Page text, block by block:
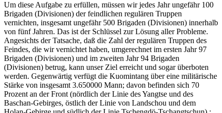
Um diese Aufgabe zu erfüllen, müssen wir jedes Jahr ungefähr 100
Brigaden (Divisionen) der feindlichen regulären Truppen
vernichten, insgesamt ungefähr 500 Brigaden (Divisionen) innerhalb
von fünf Jahren. Das ist der Schlüssel zur Lösung aller Probleme.
Angesichts der Tatsache, daß die Zahl der regulären Truppen des
Feindes, die wir vernichtet haben, umgerechnet im ersten Jahr 97
Brigaden (Divisionen) und im zweiten Jahr 94 Brigaden
(Divisionen) betrug, kann unser Ziel erreicht und sogar überboten
werden. Gegenwärtig verfügt die Kuomintang über eine militärische
Stärke von insgesamt 3.650000 Mann; davon befinden sich 70
Prozent an der Front (nördlich der Linie des Yangtse und des
Baschan-Gebirges, östlich der Linie von Landschou und dem